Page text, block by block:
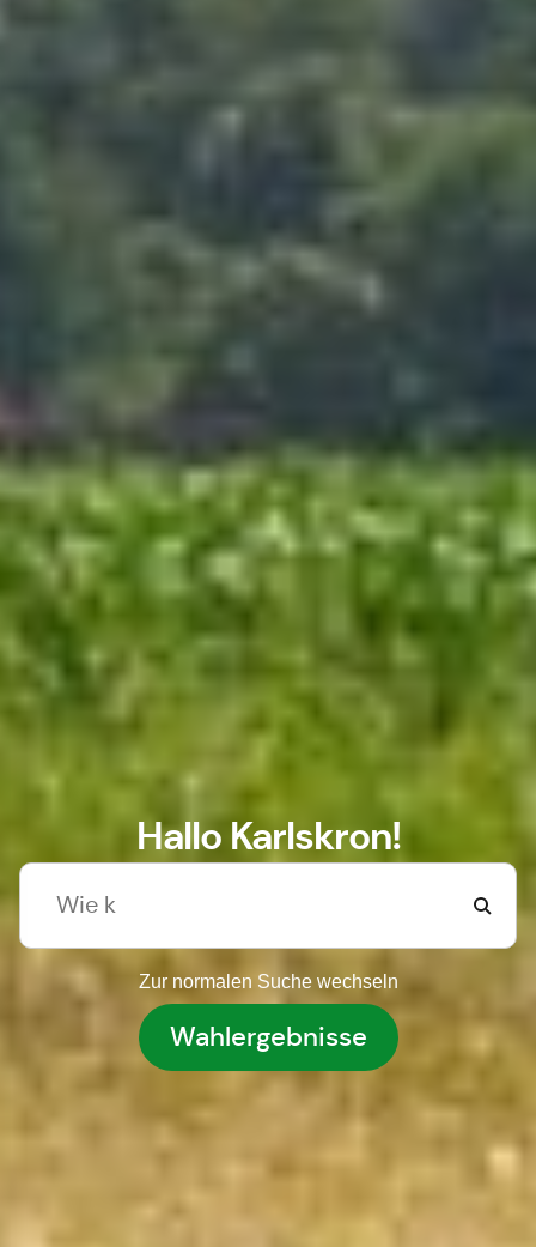
Hallo Karlskron!
Zur normalen Suche wechseln
Wahlergebnisse